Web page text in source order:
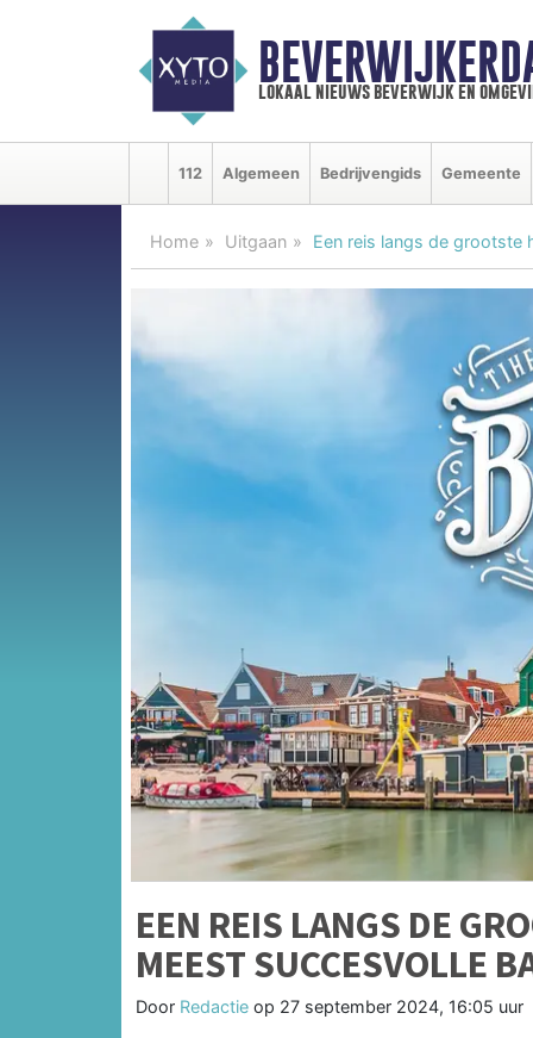
lokaal nieuws beverwijk en
112 Algemeen Bedrijvengids Gemeente
Home Uitgaan Een reis langs de grootste
EEN REIS LANGS DE
MEEST SUCCESVOLLE
Door Redactie op 27 september 2024, 16:05 uur